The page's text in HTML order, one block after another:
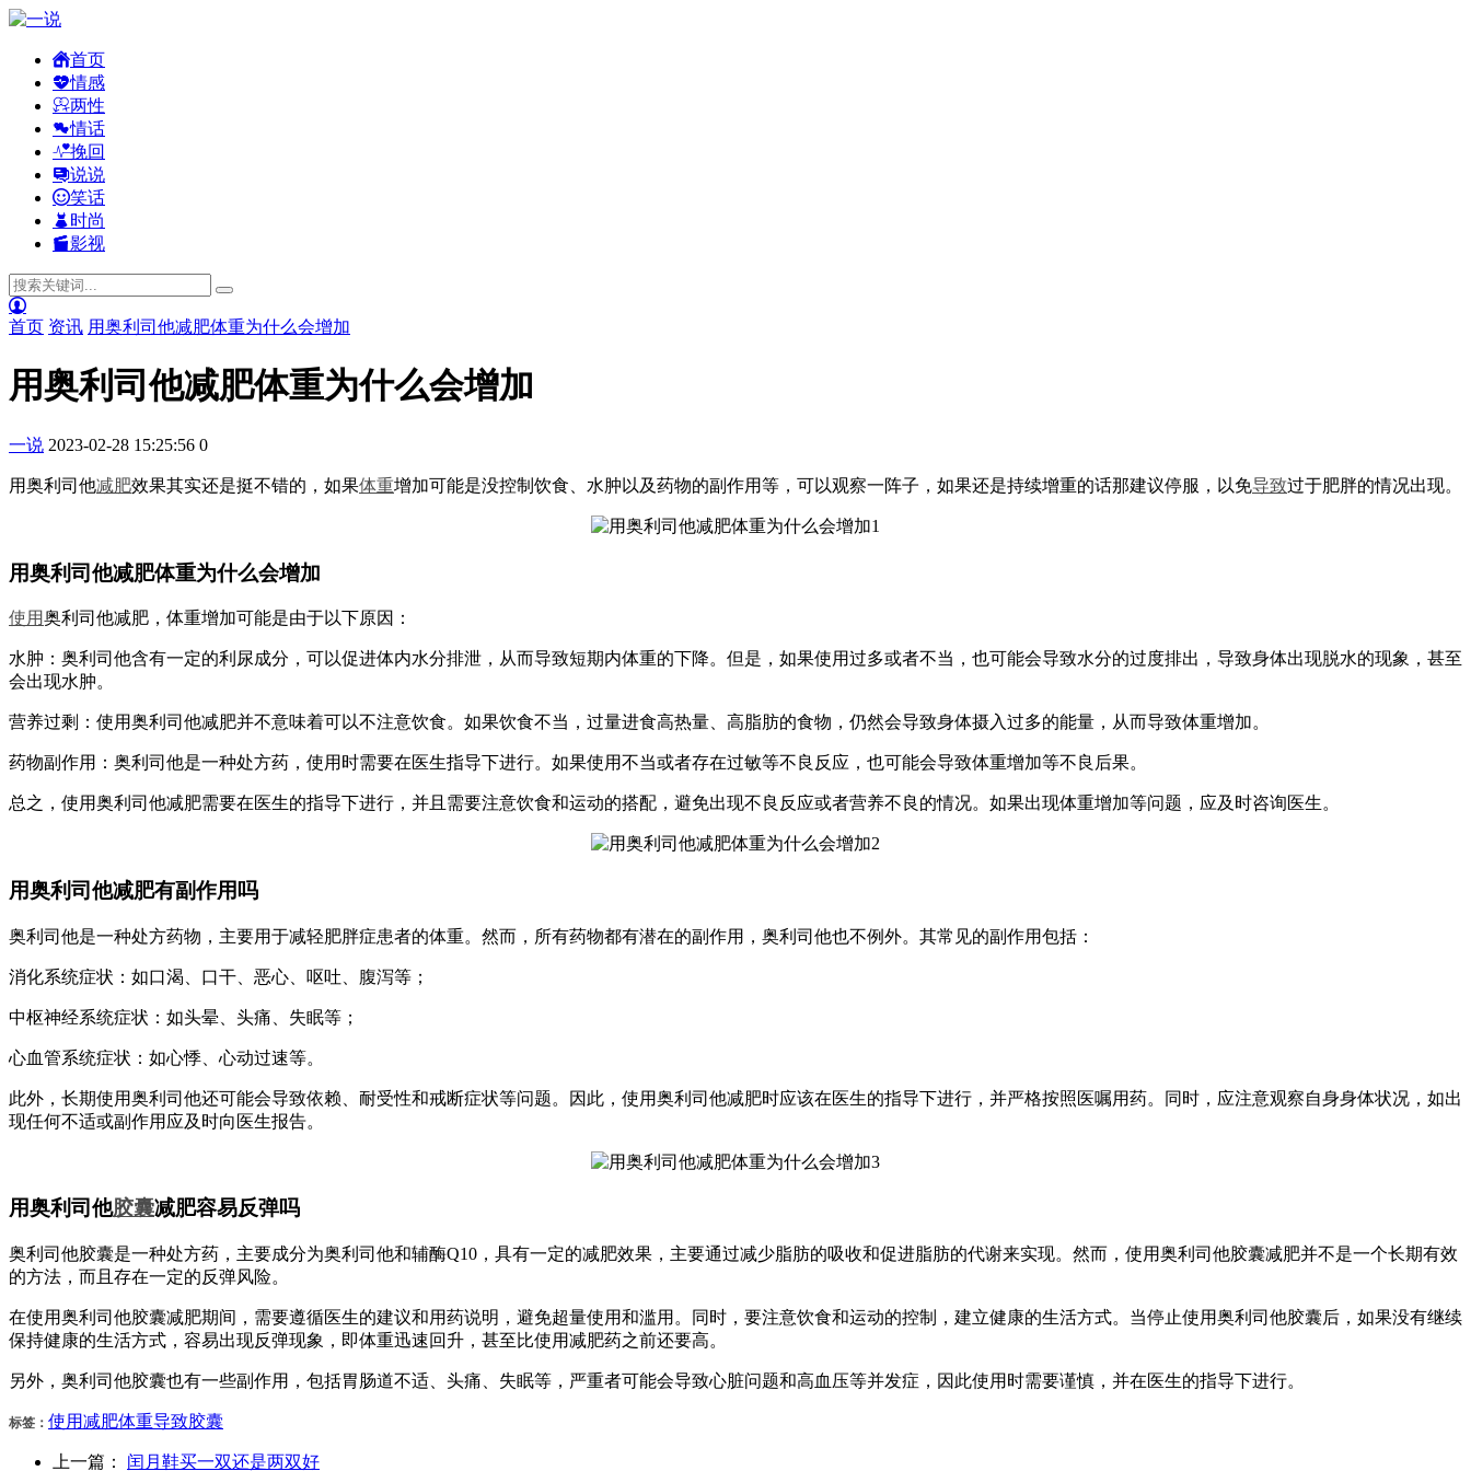
首页
情感
两性
情话
挽回
说说
笑话
时尚
影视
首页 资讯 用奥利司他减肥体重为什么会增加
用奥利司他减肥体重为什么会增加
一说 2023-02-28 15:25:56 0
用奥利司他减肥效果其实还是挺不错的，如果体重增加可能是没控制饮食、水肿以及药物的副作用等，可以观察一阵子，如果还是持续增重的话那建议停服，以免导致过于肥胖的情况出现。
用奥利司他减肥体重为什么会增加
使用奥利司他减肥，体重增加可能是由于以下原因：
水肿：奥利司他含有一定的利尿成分，可以促进体内水分排泄，从而导致短期内体重的下降。但是，如果使用过多或者不当，也可能会导致水分的过度排出，导致身体出现脱水的现象，甚至
会出现水肿。
营养过剩：使用奥利司他减肥并不意味着可以不注意饮食。如果饮食不当，过量进食高热量、高脂肪的食物，仍然会导致身体摄入过多的能量，从而导致体重增加。
药物副作用：奥利司他是一种处方药，使用时需要在医生指导下进行。如果使用不当或者存在过敏等不良反应，也可能会导致体重增加等不良后果。
总之，使用奥利司他减肥需要在医生的指导下进行，并且需要注意饮食和运动的搭配，避免出现不良反应或者营养不良的情况。如果出现体重增加等问题，应及时咨询医生。
用奥利司他减肥有副作用吗
奥利司他是一种处方药物，主要用于减轻肥胖症患者的体重。然而，所有药物都有潜在的副作用，奥利司他也不例外。其常见的副作用包括：
消化系统症状：如口渴、口干、恶心、呕吐、腹泻等；
中枢神经系统症状：如头晕、头痛、失眠等；
心血管系统症状：如心悸、心动过速等。
此外，长期使用奥利司他还可能会导致依赖、耐受性和戒断症状等问题。因此，使用奥利司他减肥时应该在医生的指导下进行，并严格按照医嘱用药。同时，应注意观察自身身体状况，如出
现任何不适或副作用应及时向医生报告。
用奥利司他胶囊减肥容易反弹吗
奥利司他胶囊是一种处方药，主要成分为奥利司他和辅酶Q10，具有一定的减肥效果，主要通过减少脂肪的吸收和促进脂肪的代谢来实现。然而，使用奥利司他胶囊减肥并不是一个长期有效
的方法，而且存在一定的反弹风险。
在使用奥利司他胶囊减肥期间，需要遵循医生的建议和用药说明，避免超量使用和滥用。同时，要注意饮食和运动的控制，建立健康的生活方式。当停止使用奥利司他胶囊后，如果没有继续
保持健康的生活方式，容易出现反弹现象，即体重迅速回升，甚至比使用减肥药之前还要高。
另外，奥利司他胶囊也有一些副作用，包括胃肠道不适、头痛、失眠等，严重者可能会导致心脏问题和高血压等并发症，因此使用时需要谨慎，并在医生的指导下进行。
标签： 使用减肥体重导致胶囊
上一篇： 闰月鞋买一双还是两双好